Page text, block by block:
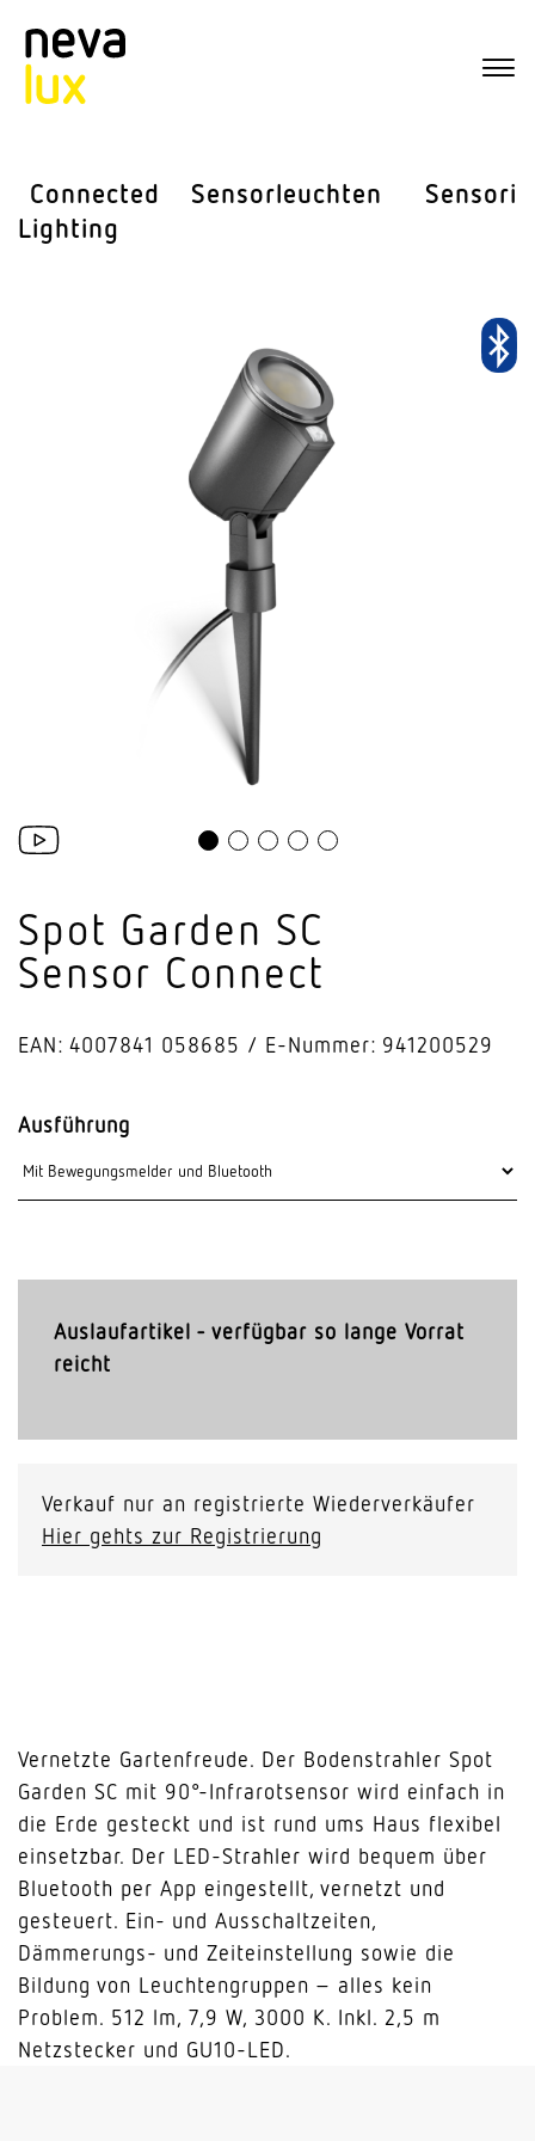
Connected
Lighting
Sensor­leuchten Sensorik
Spot Garden SC
Sensor Connect
EAN: 4007841 058685 E-Nummer: 941200529
Ausführung
Auslaufartikel - verfügbar so lange Vorrat
reicht
Verkauf nur an registrierte Wiederverkäufer
Hier gehts zur Registrierung
Vernetzte Gartenfreude. Der Bodenstrahler Spot
Garden SC mit 90°-Infrarotsensor wird einfach in
die Erde gesteckt und ist rund ums Haus flexibel
einsetzbar. Der LED-Strahler wird bequem über
Bluetooth per App eingestellt, vernetzt und
gesteuert. Ein- und Ausschaltzeiten,
Dämmerungs- und Zeiteinstellung sowie die
Bildung von Leuchtengruppen – alles kein
Problem. 512 lm, 7,9 W, 3000 K. Inkl. 2,5 m
Netzstecker und GU10-LED.